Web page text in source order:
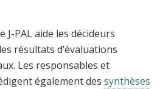
J-PAL aide les décideurs
résultats d’évaluations
Les responsables et
également des synthèses